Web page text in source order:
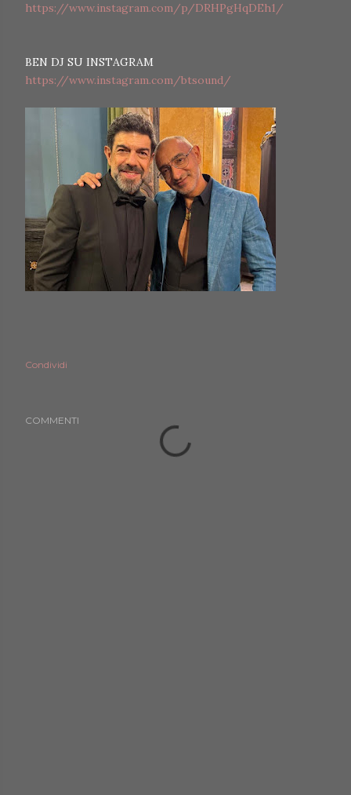
https://www.instagram.com/p/DRHPgHqDEh1/
BEN DJ SU INSTAGRAM
https://www.instagram.com/btsound/
Condividi
COMMENTI